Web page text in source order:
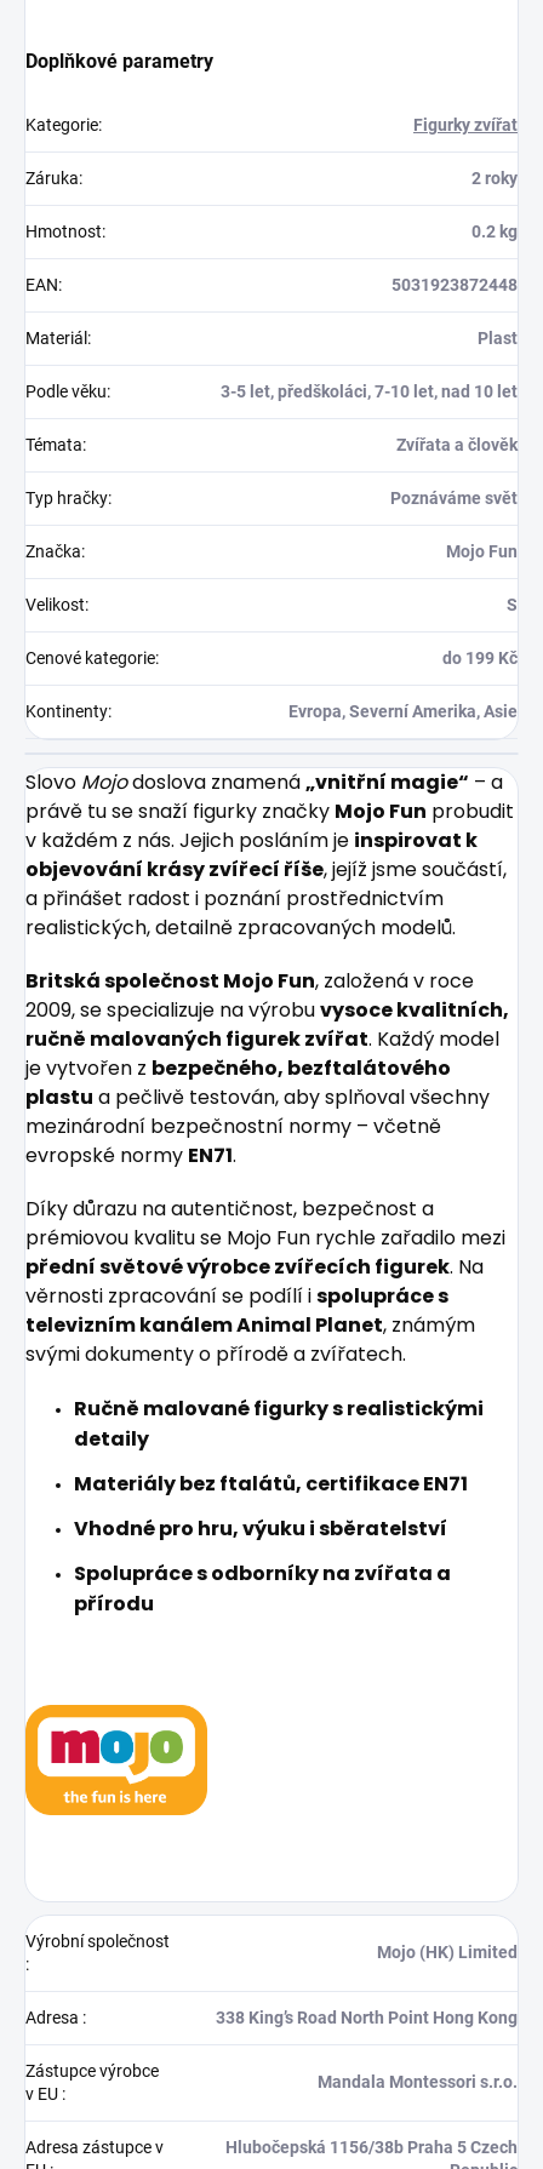
Doplňkové parametry
Kategorie: Figurky zvířat
Záruka: 2 roky
Hmotnost: 0.2 kg
EAN: 5031923872448
Materiál : Plast
Podle věku: 3-5 let, předškoláci, 7-10 let, nad 10 let
Témata: Zvířata a člověk
Typ hračky: Poznáváme svět
Značka: Mojo Fun
Velikost: S
Cenové kategorie: do 199 Kč
Kontinenty: Evropa, Severní Amerika, Asie
Slovo Mojodoslova znamená„vnitřní magie“ – a
právě tu se snaží figurky značky Mojo Fun probudit
v každém z nás. Jejich posláním je inspirovat k
objevování krásy zvířecí říše, jejíž jsme součástí,
a přinášet radost i poznání prostřednictvím
realistických, detailně zpracovaných modelů.
Britská společnost Mojo Fun, založená v roce
2009, se specializuje na výrobuvysoce kvalitních,
ručně malovaných figurek zvířat. Každý model
je vytvořen z bezpečného, bezftalátového
plastu a pečlivě testován, aby splňoval všechny
mezinárodní bezpečnostní normy – včetně
evropské normy EN71.
Díky důrazu na autentičnost, bezpečnost a
prémiovou kvalitu se Mojo Fun rychle zařadilo mezi
přední světové výrobce zvířecích figurek. Na
věrnosti zpracování se podílí ispolupráce s
televizním kanálem Animal Planet, známým
svými dokumenty o přírodě a zvířatech.
Ručně malované figurky s realistickými
detaily
Materiály bez ftalátů, certifikace EN71
Vhodné pro hru, výuku i sběratelství
Spolupráce s odborníky na zvířata a
přírodu
Výrobní společnost
:
Mojo (HK) Limited
Adresa : 338 King’s Road North Point Hong Kong
Zástupce výrobce
v EU :
Mandala Montessori s.r.o.
Adresa zástupce v
Hlubočepská 1156/38b Praha 5 Czech